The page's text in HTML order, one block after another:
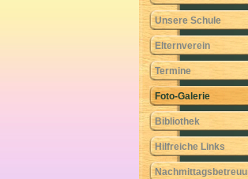
Unsere Schule
Elternverein
Termine
Foto-Galerie
Bibliothek
Hilfreiche Links